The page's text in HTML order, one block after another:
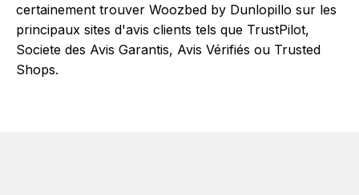
certainement trouver Woozbed by Dunlopillo sur les
principaux sites d'avis clients tels que TrustPilot,
Societe des Avis Garantis, Avis Vérifiés ou Trusted
Shops.